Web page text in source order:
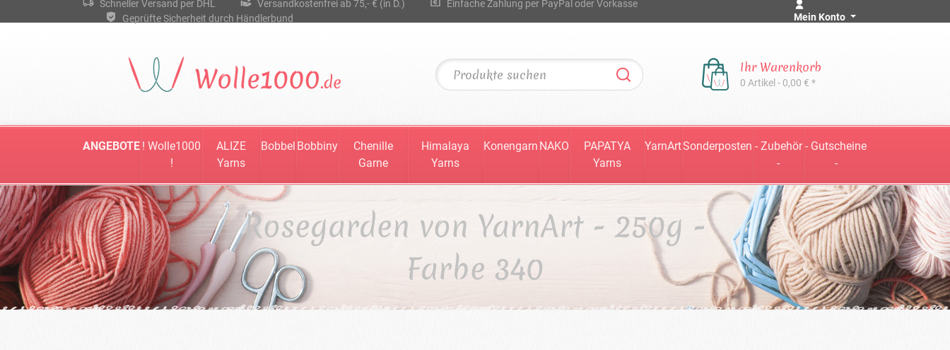
Schneller Versand per DHL Versandkostenfrei ab 75,- € (in D.)
Einfache Zahlung per PayPal oder Vorkasse
Geprüfte Sicherheit durch Händlerbund
Mein Konto
Ihr Warenkorb
0 Artikel - 0,00 € *
ANGEBOTE ! Wolle1000
!
ALIZE
Yarns
Bobbel Bobbiny
Chenille
Garne
Himalaya
Yarns
Konengarn NAKO
PAPATYA
Yarns
YarnArtSonderposten - Zubehör
-
- Gutscheine
-
Rosegarden von YarnArt - 250g -
Farbe 340